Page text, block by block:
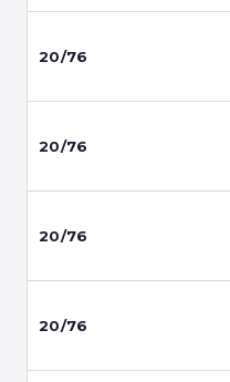
20/76
20/76
20/76
20/76